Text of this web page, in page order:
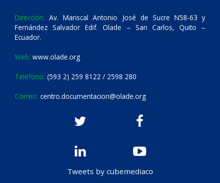
Dirección: Av. Mariscal Antonio José de Sucre N58-63 y
Fernández Salvador Edif. Olade – San Carlos, Quito –
Ecuador.
Web: www.olade.org
Teléfono: (593 2) 259 8122 / 2598 280
Correo: centro.documentacion@olade.org
Tweets by cubemediaco